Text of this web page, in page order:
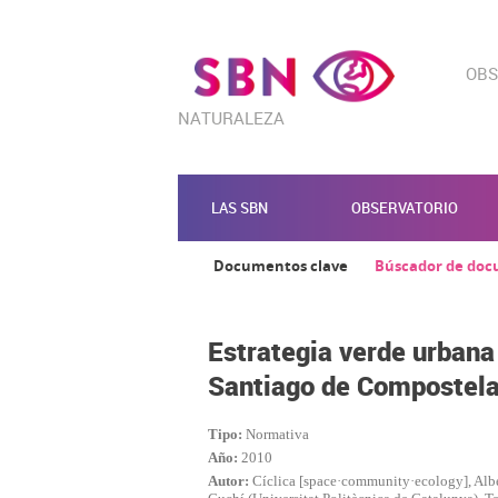
NATURALEZA
LAS SBN OBSERVATORIO
Documentos clave Búscador de
Estrategia verde
Santiago de
Tipo: Normativa
Año: 2010
Autor: Cíclica [space·community·ecology],
Estas cookies son necesarias
navegador para bloquear o
ninguna información de